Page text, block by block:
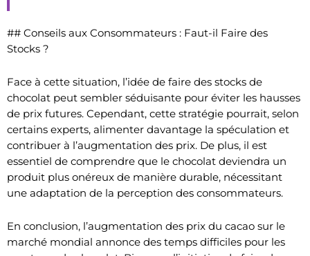
## Conseils aux Consommateurs : Faut-il Faire des
Stocks ?
Face à cette situation, l’idée de faire des stocks de
chocolat peut sembler séduisante pour éviter les hausses
de prix futures. Cependant, cette stratégie pourrait, selon
certains experts, alimenter davantage la spéculation et
contribuer à l’augmentation des prix. De plus, il est
essentiel de comprendre que le chocolat deviendra un
produit plus onéreux de manière durable, nécessitant
une adaptation de la perception des consommateurs.
En conclusion, l’augmentation des prix du cacao sur le
marché mondial annonce des temps difficiles pour les